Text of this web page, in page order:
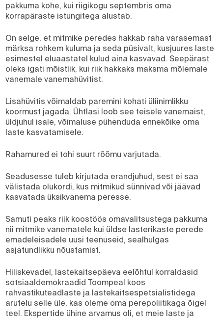
pakkuma kohe, kui riigikogu septembris oma
korrapäraste istungitega alustab.
On selge, et mitmike peredes hakkab raha varasemast
märksa rohkem kuluma ja seda püsivalt, kusjuures laste
esimestel eluaastatel kulud aina kasvavad. Seepärast
oleks igati mõistlik, kui riik hakkaks maksma mõlemale
vanemale vanemahüvitist.
Lisahüvitis võimaldab paremini kohati üliinimlikku
koormust jagada. Ühtlasi loob see teisele vanemaist,
üldjuhul isale, võimaluse pühenduda ennekõike oma
laste kasvatamisele.
Rahamured ei tohi suurt rõõmu varjutada.
Seadusesse tuleb kirjutada erandjuhud, sest ei saa
välistada olukordi, kus mitmikud sünnivad või jäävad
kasvatada üksikvanema peresse.
Samuti peaks riik koostöös omavalitsustega pakkuma
nii mitmike vanematele kui üldse lasterikaste perede
emadeleisadele uusi teenuseid, sealhulgas
asjatundlikku nõustamist.
Hiliskevadel, lastekaitsepäeva eelõhtul korraldasid
sotsiaaldemokraadid Toompeal koos
rahvastikuteadlaste ja lastekaitsespetsialistidega
arutelu selle üle, kas oleme oma perepoliitikaga õigel
teel. Ekspertide ühine arvamus oli, et meie laste ja